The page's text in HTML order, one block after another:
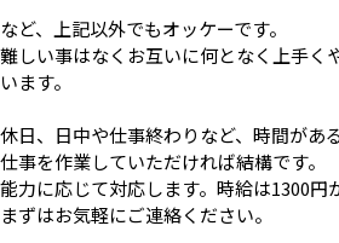
など、上記以外でもオッケーです。
難しい事はなくお互いに何となく上手く
います。
休日、日中や仕事終わりなど、時間があ
仕事を作業していただければ結構です。
能力に応じて対応します。時給は1300円
まずはお気軽にご連絡ください。